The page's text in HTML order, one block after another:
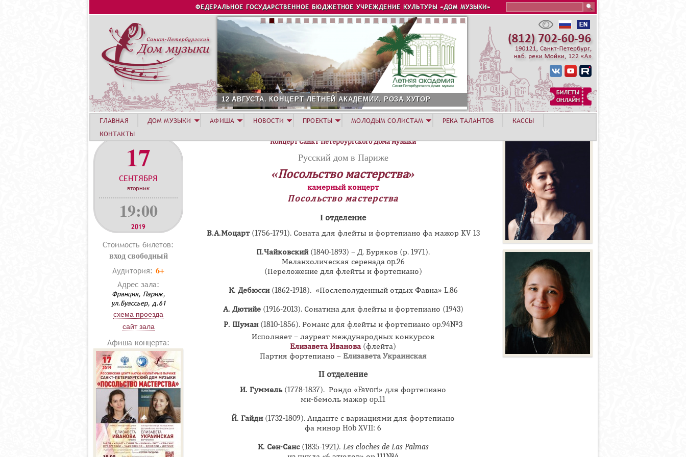
Jump to navigation
ФЕДЕРАЛЬНОЕ ГОСУДАРСТВЕННОЕ БЮДЖЕТНОЕ УЧРЕЖДЕНИЕ КУЛЬТУРЫ «ДОМ МУЗЫКИ»
12 АВГУСТА. КОНЦЕРТ ЛЕТНЕЙ АКАДЕМИИ. РОЗА ХУТОР
17
СЕНТЯБРЯ
вторник
19:00
2019
Стоимость билетов:
вход свободный
Аудитория: 6+
Адрес зала:
Франция, Париж,
ул.Буассьер, д.61
схема проезда
сайт зала
Афиша концерта:
Концерт Санкт-Петербургского Дома музыки
Русский дом в Париже
«Посольство мастерства»
камерный концерт
Посольство мастерства
I отделение
В.А.Моцарт(1756-1791). Соната для флейты и фортепиано фа мажор KV 13
П.Чайковский(1840-1893) – Д. Буряков (р. 1971).
Меланхолическая серенада op.26
(Переложение для флейты и фортепиано)
К. Дебюсси (1862-1918). «Послеполуденный отдых Фавна» L.86
А. Дютийе(1916-2013). Сонатина для флейты и фортепиано (1943)
Р. Шуман(1810-1856). Романс для флейты и фортепиано op.94№3
Исполняет – лауреат международных конкурсов
Елизавета Иванова (флейта)
Партия фортепиано – Елизавета Украинская
II отделение
И. Гуммель (1778-1837). Рондо «Favori» для фортепиано
ми-бемоль мажор op.11
Й. Гайдн (1732-1809). Анданте с вариациями для фортепиано
фа минор Hob XVII: 6
К. Сен-Санс (1835-1921). Les cloches de Las Palmas
ГЛАВНАЯ ДОМ МУЗЫКИ АФИША НОВОСТИ ПРОЕКТЫ МОЛОДЫМ СОЛИСТАМ РЕКА ТАЛАНТОВ
КАССЫ
КОНТАКТЫ